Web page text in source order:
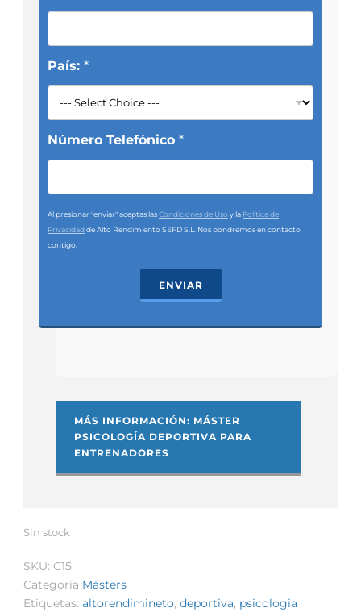
País: *
Número Telefónico *
Al presionar "enviar" aceptas lasCondiciones de Usoy la Política de
Privacidadde Alto Rendimiento SEFD S.L. Nos pondremos en contacto
contigo.
ENVIAR
MÁS INFORMACIÓN: MÁSTER
PSICOLOGÍA DEPORTIVA PARA
ENTRENADORES
Sin stock
SKU: C15
Categoría Másters
Etiquetas: altorendimineto, deportiva, psicologia